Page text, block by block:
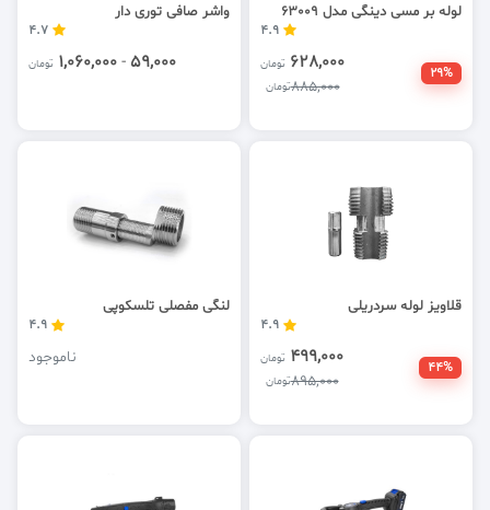
لوله بر مسی دینگی مدل 63009
4.9
29%
628,000 تومان
885,000تومان
واشر صافی توری دار
4.7
59,000
-
1,060,000 تومان
قلاویز لوله سردریلی
4.9
44%
499,000 تومان
895,000تومان
لنگی مفصلی تلسکوپی
4.9
ناموجود